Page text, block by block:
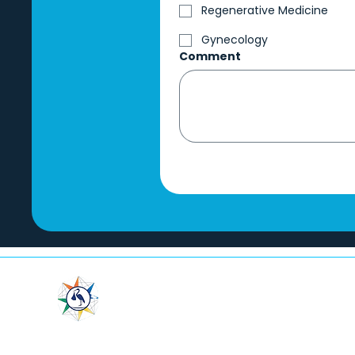
Regenerative Medicine
Gynecology
Comment